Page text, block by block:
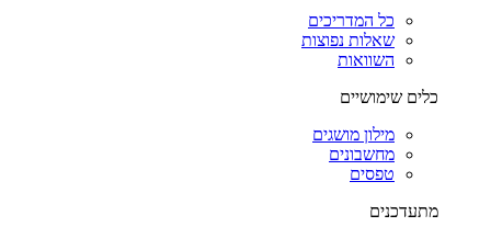
כל המדריכים
שאלות נפוצות
השוואות
כלים שימושיים
מילון מושגים
מחשבונים
טפסים
מתעדכנים